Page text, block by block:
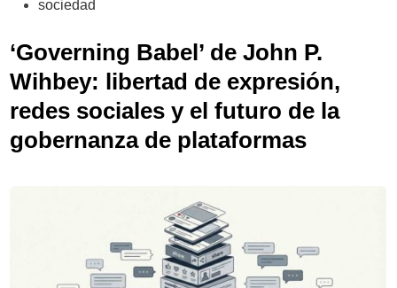
sociedad
‘Governing Babel’ de John P.
Wihbey: libertad de expresión,
redes sociales y el futuro de la
gobernanza de plataformas